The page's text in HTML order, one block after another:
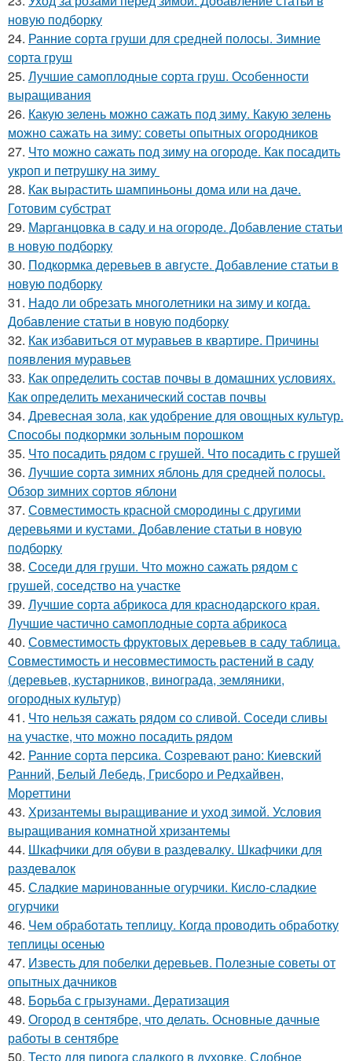
новую подборку
24. Ранние сорта груши для средней полосы. Зимние
сорта груш
25. Лучшие самоплодные сорта груш. Особенности
выращивания
26. Какую зелень можно сажать под зиму. Какую зелень
можно сажать на зиму: советы опытных огородников
27. Что можно сажать под зиму на огороде. Как посадить
укроп и петрушку на зиму
28. Как вырастить шампиньоны дома или на даче.
Готовим субстрат
29. Марганцовка в саду и на огороде. Добавление статьи
в новую подборку
30. Подкормка деревьев в августе. Добавление статьи в
новую подборку
31. Надо ли обрезать многолетники на зиму и когда.
Добавление статьи в новую подборку
32. Как избавиться от муравьев в квартире. Причины
появления муравьев
33. Как определить состав почвы в домашних условиях.
Как определить механический состав почвы
34. Древесная зола, как удобрение для овощных культур.
Способы подкормки зольным порошком
35. Что посадить рядом с грушей. Что посадить с грушей
36. Лучшие сорта зимних яблонь для средней полосы.
Обзор зимних сортов яблони
37. Совместимость красной смородины с другими
деревьями и кустами. Добавление статьи в новую
подборку
38. Соседи для груши. Что можно сажать рядом с
грушей, соседство на участке
39. Лучшие сорта абрикоса для краснодарского края.
Лучшие частично самоплодные сорта абрикоса
40. Совместимость фруктовых деревьев в саду таблица.
Совместимость и несовместимость растений в саду
(деревьев, кустарников, винограда, земляники,
огородных культур)
41. Что нельзя сажать рядом со сливой. Соседи сливы
на участке, что можно посадить рядом
42. Ранние сорта персика. Созревают рано: Киевский
Ранний, Белый Лебедь, Грисборо и Редхайвен,
Мореттини
43. Хризантемы выращивание и уход зимой. Условия
выращивания комнатной хризантемы
44. Шкафчики для обуви в раздевалку. Шкафчики для
раздевалок
45. Сладкие маринованные огурчики. Кисло-сладкие
огурчики
46. Чем обработать теплицу. Когда проводить обработку
теплицы осенью
47. Известь для побелки деревьев. Полезные советы от
опытных дачников
48. Борьба с грызунами. Дератизация
49. Огород в сентябре, что делать. Основные дачные
работы в сентябре
50. Тесто для пирога сладкого в духовке. Сдобное